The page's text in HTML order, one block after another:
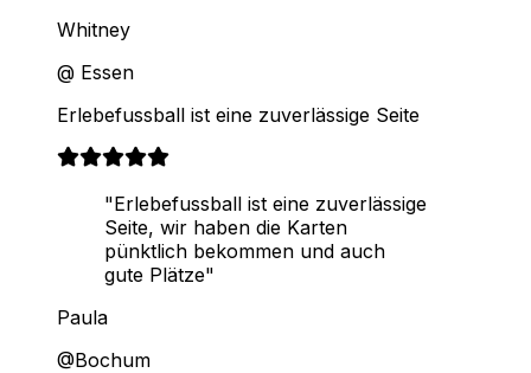
Whitney
@ Essen
Erlebefussball ist eine zuverlässige Seite
"Erlebefussball ist eine zuverlässige
Seite, wir haben die Karten
pünktlich bekommen und auch
gute Plätze"
Paula
@Bochum